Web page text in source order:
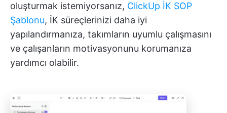
oluşturmak istemiyorsanız, ClickUp İK SOP
Şablonu, İK süreçlerinizi daha iyi
yapılandırmanıza, takımların uyumlu çalışmasını
ve çalışanların motivasyonunu korumanıza
yardımcı olabilir.